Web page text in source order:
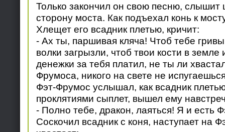
Только закончил он свою песню, слышит
сторону моста. Как подъехал конь к
Хлещет его всадник плетью, кричит:
- Ах ты, паршивая кляча! Чтоб тебе
волки загрызли, чтоб твои кости в земле
денежки за тебя платил, не ты ли
Фрумоса, никого на свете не
Фэт-Фрумос услышал, как всадник
проклятиями сыплет, вышел ему
- Полно тебе, дракон, лаяться! Я и есть
Соскочил всадник с коня, наступает на